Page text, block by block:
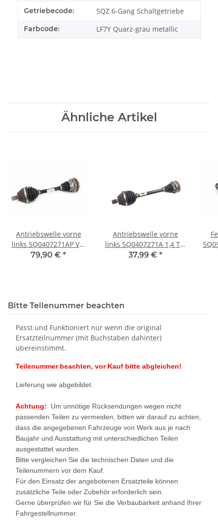
Getriebecode: SQZ 6-Gang Schaltgetriebe
Farbcode: LF7Y Quarz-grau metallic
Ähnliche Artikel
Antriebswelle vorne
links 5Q0407271AP VW
Golf 7 5G GTI Skoda
79,90 € *
Antriebswelle vorne
links 5Q0407271A 1,4 TSI
Audi A3 8V VW Golf 7 5G
37,99 € *
Bitte Teilenummer beachten
Passt und Funktioniert nur wenn die original
Ersatzteilnummer (mit Buchstaben dahinter)
übereinstimmt.
Teilenummer beachten, vor Kauf bitte abgleichen!
Lieferung wie abgebildet.
Achtung: Um unnötige Rücksendungen wegen nicht
passenden Teilen zu vermeiden, bitten wir darauf zu achten,
dass die angegebenen Fahrzeuge von Werk aus je nach
Baujahr und Ausstattung mit unterschiedlichen Teilen
ausgestattet wurden.
Bitte vergleichen Sie die technischen Daten und die
Teilenummern vor dem Kauf.
Für den Einsatz der angebotenen Ersatzteile können
zusätzliche Teile oder Zubehör erforderlich sein.
Gerne überprüfen wir für Sie die Verbaubarkeit anhand Ihrer
Fahrgestellnummer.